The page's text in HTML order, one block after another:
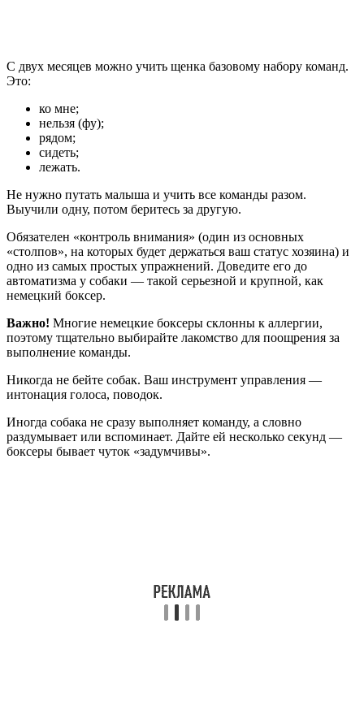
С двух месяцев можно учить щенка базовому набору команд.
Это:
ко мне;
нельзя (фу);
рядом;
сидеть;
лежать.
Не нужно путать малыша и учить все команды разом.
Выучили одну, потом беритесь за другую.
Обязателен «контроль внимания» (один из основных
«столпов», на которых будет держаться ваш статус хозяина) и
одно из самых простых упражнений. Доведите его до
автоматизма у собаки — такой серьезной и крупной, как
немецкий боксер.
Важно! Многие немецкие боксеры склонны к аллергии,
поэтому тщательно выбирайте лакомство для поощрения за
выполнение команды.
Никогда не бейте собак. Ваш инструмент управления —
интонация голоса, поводок.
Иногда собака не сразу выполняет команду, а словно
раздумывает или вспоминает. Дайте ей несколько секунд —
боксеры бывает чуток «задумчивы».